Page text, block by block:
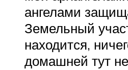
ангелами
Земельный
находится,
домашней тут